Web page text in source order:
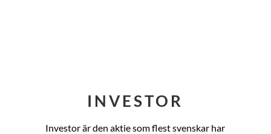
INVESTOR
Investor är den aktie som flest svenskar har